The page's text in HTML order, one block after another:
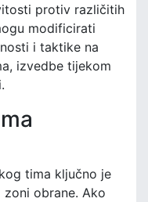
protiv različitih
modificirati
i taktike na
izvedbe tijekom
tima ključno je
obrane. Ako